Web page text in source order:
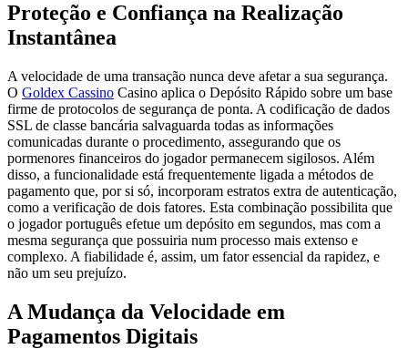
Proteção e Confiança na Realização
Instantânea
A velocidade de uma transação nunca deve afetar a sua segurança.
O Goldex Cassino Casino aplica o Depósito Rápido sobre um base
firme de protocolos de segurança de ponta. A codificação de dados
SSL de classe bancária salvaguarda todas as informações
comunicadas durante o procedimento, assegurando que os
pormenores financeiros do jogador permanecem sigilosos. Além
disso, a funcionalidade está frequentemente ligada a métodos de
pagamento que, por si só, incorporam estratos extra de autenticação,
como a verificação de dois fatores. Esta combinação possibilita que
o jogador português efetue um depósito em segundos, mas com a
mesma segurança que possuiria num processo mais extenso e
complexo. A fiabilidade é, assim, um fator essencial da rapidez, e
não um seu prejuízo.
A Mudança da Velocidade em
Pagamentos Digitais